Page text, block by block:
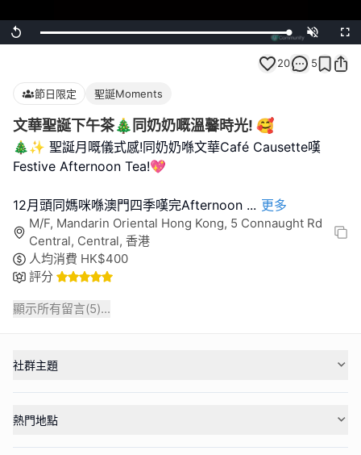
Replay Loaded:
100.00%
Unmute
20 5
節日限定 聖誕Moments
文華聖誕下午茶🎄同奶奶嘅溫馨時光! 🥰
🎄✨ 聖誕月嘅儀式感!同奶奶喺文華Café Causette嘆
Festive Afternoon Tea!💖
12月頭同媽咪喺澳門四季嘆完Afternoon ... 更多
M/F, Mandarin Oriental Hong Kong, 5 Connaught Rd
Central, Central, 香港
人均消費 HK$400
評分
顯示所有留言(5)...
社群主題
熱門地點